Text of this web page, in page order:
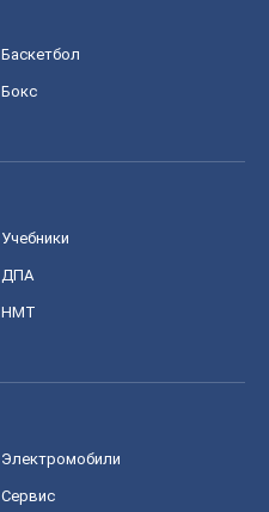
Баскетбол
Бокс
Учебники
ДПА
НМТ
Электромобили
Сервис